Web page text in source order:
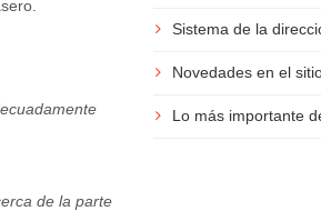
de la parte
Sistema de la
Novedades en el
Lo más importante